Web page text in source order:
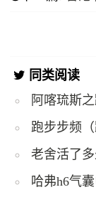
同类阅读
阿喀琉斯
跑步步频
老舍活了
哈弗h6气